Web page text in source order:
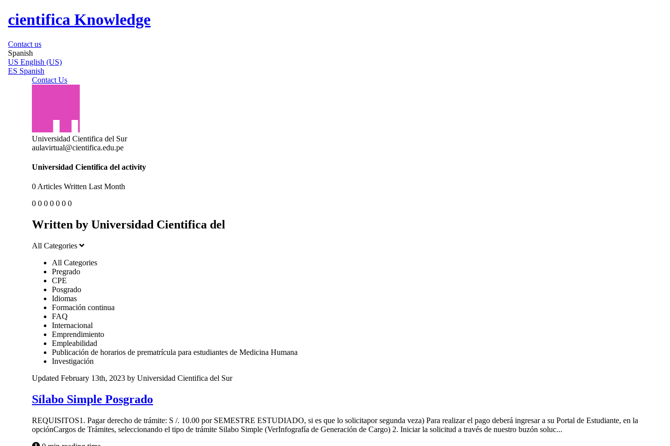
cientifica Knowledge
Contact us
Spanish
US English (US)
ES Spanish
Contact Us
Universidad Cientifica del Sur
aulavirtual@cientifica.edu.pe
Universidad Cientifica del activity
0Articles Written Last Month
0 0 0 0 0 0 0
Written by Universidad Cientifica del
All Categories
All Categories
Pregrado
CPE
Posgrado
Idiomas
Formación continua
FAQ
Internacional
Emprendimiento
Empleabilidad
Publicación de horarios de prematrícula para estudiantes de Medicina Humana
Investigación
Updated February 13th, 2023 by Universidad Cientifica del Sur
Sílabo Simple Posgrado
REQUISITOS1. Pagar derecho de trámite: S /. 10.00 por SEMESTRE ESTUDIADO, si es que lo solicitapor segunda veza) Para realizar el pago deberá ingresar a su Portal de Estudiante, en la
opciónCargos de Trámites, seleccionando el tipo de trámite Silabo Simple (VerInfografía de Generación de Cargo) 2. Iniciar la solicitud a través de nuestro buzón soluc...